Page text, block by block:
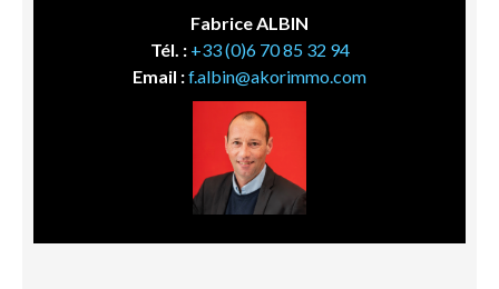
Fabrice ALBIN
Tél. : +33 (0)6 70 85 32 94
Email :f.albin@akorimmo.com